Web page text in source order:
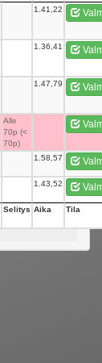
1.41,22
1.36,41
1.47,79
Alle
70p (<
70p)
1.58,57
1.43,52
Selitys Aika Tila